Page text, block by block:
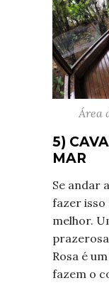
Área
5)
MAR
Se andar
fazer isso
melhor.
Rosa é
fazem o